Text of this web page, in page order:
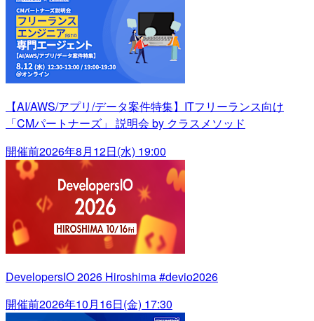
【AI/AWS/アプリ/データ案件特集】ITフリーランス向け
「CMパートナーズ」 説明会 by クラスメソッド
開催前2026年8月12日(水) 19:00
DevelopersIO 2026 Hiroshima #devio2026
開催前2026年10月16日(金) 17:30